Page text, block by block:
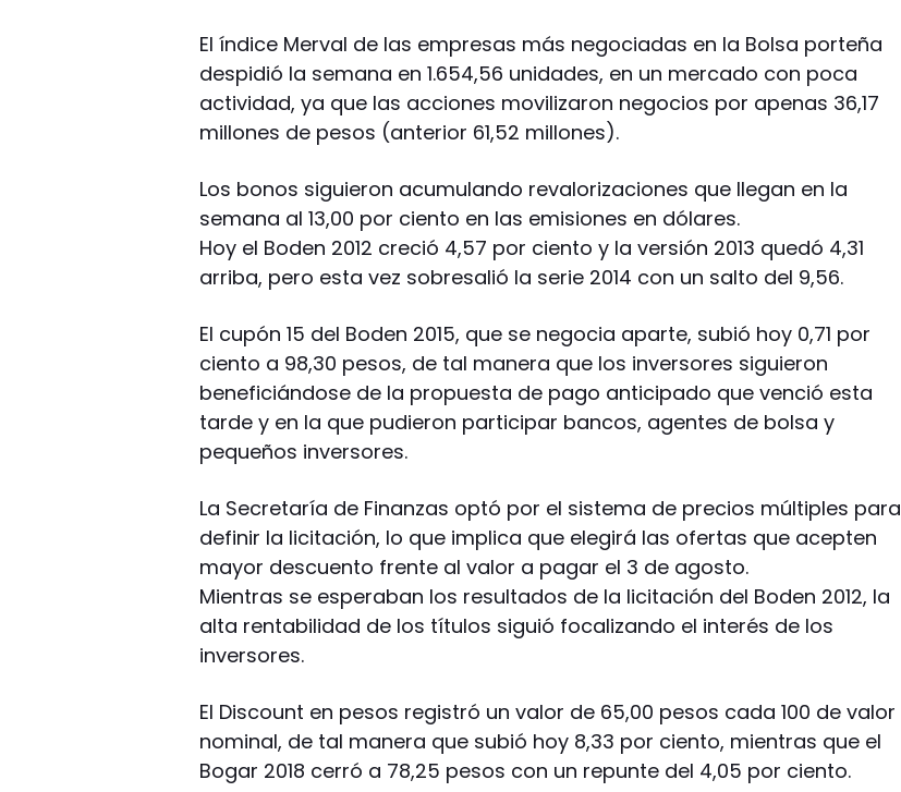
El índice Merval de las empresas más negociadas en la Bolsa porteña
despidió la semana en 1.654,56 unidades, en un mercado con poca
actividad, ya que las acciones movilizaron negocios por apenas 36,17
millones de pesos (anterior 61,52 millones).
Los bonos siguieron acumulando revalorizaciones que llegan en la
semana al 13,00 por ciento en las emisiones en dólares.
Hoy el Boden 2012 creció 4,57 por ciento y la versión 2013 quedó 4,31
arriba, pero esta vez sobresalió la serie 2014 con un salto del 9,56.
El cupón 15 del Boden 2015, que se negocia aparte, subió hoy 0,71 por
ciento a 98,30 pesos, de tal manera que los inversores siguieron
beneficiándose de la propuesta de pago anticipado que venció esta
tarde y en la que pudieron participar bancos, agentes de bolsa y
pequeños inversores.
La Secretaría de Finanzas optó por el sistema de precios múltiples para
definir la licitación, lo que implica que elegirá las ofertas que acepten
mayor descuento frente al valor a pagar el 3 de agosto.
Mientras se esperaban los resultados de la licitación del Boden 2012, la
alta rentabilidad de los títulos siguió focalizando el interés de los
inversores.
El Discount en pesos registró un valor de 65,00 pesos cada 100 de valor
nominal, de tal manera que subió hoy 8,33 por ciento, mientras que el
Bogar 2018 cerró a 78,25 pesos con un repunte del 4,05 por ciento.